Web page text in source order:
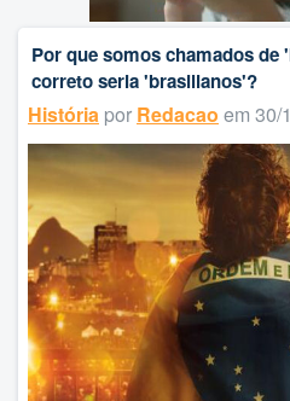
Por que somos chamados
correto seria 'brasilianos'?
História por Redacao em 30/